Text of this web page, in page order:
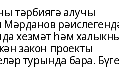
тәрбиягә алучы
Мәрданов
хезмәт һәм
закон проекты
турында бара.